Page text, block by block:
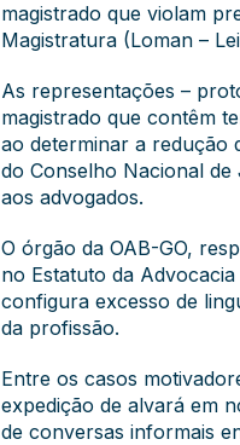
magistrado que violam
Magistratura (Loman –
As representações –
magistrado que contêm
ao determinar a redução
do Conselho Nacional
aos advogados.
O órgão da OAB-GO,
no Estatuto da
configura excesso de
da profissão.
Entre os casos
expedição de alvará em
de conversas informais